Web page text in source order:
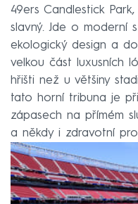
49ers Candlestick
slavný. Jde o moderní
ekologický design a
velkou část luxusních
hřišti než u většiny
tato horní tribuna je
zápasech na přímém
a někdy i zdravotní